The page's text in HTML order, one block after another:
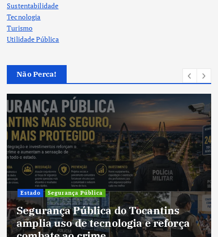
Sustentabilidade
Tecnologia
Turismo
Utilidade Pública
Não Perca!
Cultura
Cultura do Tocantins preserva
tradições e fortalece identidade de
um estado em constante